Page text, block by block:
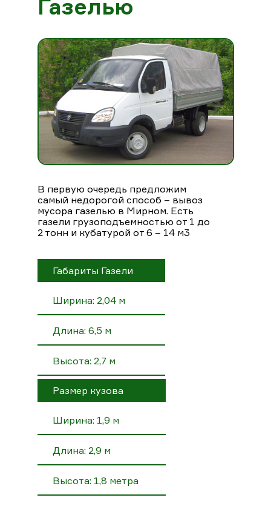
Газелью
В первую очередь предложим
самый недорогой способ – вывоз
мусора газелью в Мирном. Есть
газели грузоподъемностью от 1 до
2 тонн и кубатурой от 6 – 14 м3
Габариты Газели
Ширина: 2,04 м
Длина: 6,5 м
Высота: 2,7 м
Размер кузова
Ширина: 1,9 м
Длина: 2,9 м
Высота: 1,8 метра